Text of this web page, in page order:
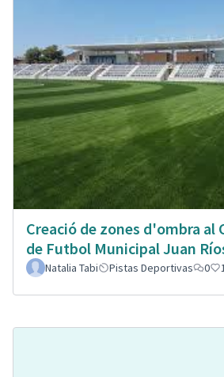
Creació de zones d'ombra al
de Futbol Municipal Juan
Natalia Tabi Pistas Deportivas 0